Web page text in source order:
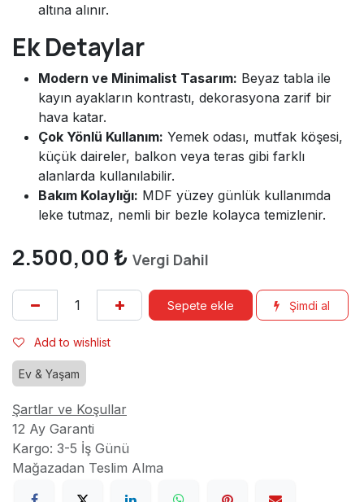
altına alınır.
Ek Detaylar
Modern ve Minimalist Tasarım: Beyaz tabla ile
kayın ayakların kontrastı, dekorasyona zarif bir
hava katar.
Çok Yönlü Kullanım: Yemek odası, mutfak köşesi,
küçük daireler, balkon veya teras gibi farklı
alanlarda kullanılabilir.
Bakım Kolaylığı: MDF yüzey günlük kullanımda
leke tutmaz, nemli bir bezle kolayca temizlenir.
2.500,00 ₺ Vergi Dahil
Sepete ekle Şimdi al
Add to wishlist
Ev & Yaşam
Şartlar ve Koşullar
12 Ay Garanti
Kargo: 3-5 İş Günü
Mağazadan Teslim Alma